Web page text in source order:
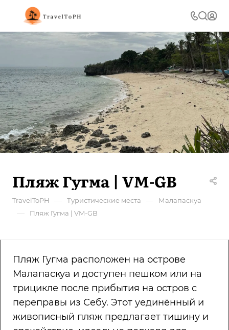
Пляж Гугма | VM-GB
TravelToPH — Туристические места — Малапаскуа
— Пляж Гугма | VM-GB
Пляж Гугма расположен на острове
Малапаскуа и доступен пешком или на
трицикле после прибытия на остров с
переправы из Себу. Этот уединённый и
живописный пляж предлагает тишину и